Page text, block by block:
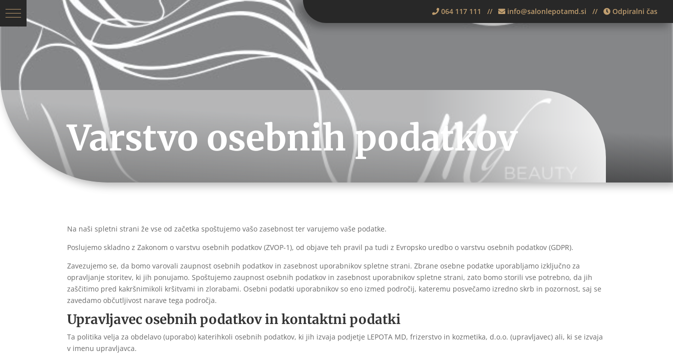
064 117 111 // info@salonlepotamd.si // Odpiralni čas
Varstvo osebnih podatkov
Na naši spletni strani že vse od začetka spoštujemo vašo zasebnost ter varujemo vaše podatke.
Poslujemo skladno z Zakonom o varstvu osebnih podatkov (ZVOP-1), od objave teh pravil pa tudi z Evropsko uredbo o varstvu osebnih podatkov (GDPR).
Zavezujemo se, da bomo varovali zaupnost osebnih podatkov in zasebnost uporabnikov spletne strani. Zbrane osebne podatke uporabljamo izključno za
opravljanje storitev, ki jih ponujamo. Spoštujemo zaupnost osebnih podatkov in zasebnost uporabnikov spletne strani, zato bomo storili vse potrebno, da jih
zaščitimo pred kakršnimikoli kršitvami in zlorabami. Osebni podatki uporabnikov so eno izmed področij, kateremu posvečamo izredno skrb in pozornost, saj se
zavedamo občutljivost narave tega področja.
Upravljavec osebnih podatkov in kontaktni podatki
Ta politika velja za obdelavo (uporabo) katerihkoli osebnih podatkov, ki jih izvaja podjetje LEPOTA MD, frizerstvo in kozmetika, d.o.o. (upravljavec) ali, ki se izvaja
v imenu upravljavca.